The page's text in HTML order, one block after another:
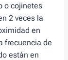
o cojinetes
2 veces la
en
frecuencia de
están en